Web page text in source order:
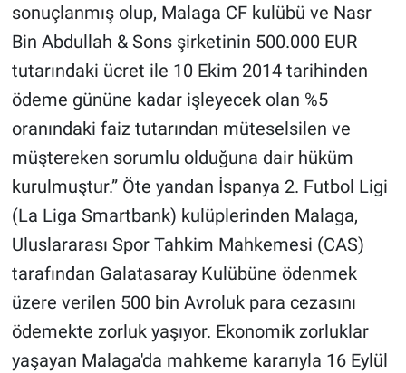
sonuçlanmış olup, Malaga CF kulübü ve Nasr
Bin Abdullah & Sons şirketinin 500.000 EUR
tutarındaki ücret ile 10 Ekim 2014 tarihinden
ödeme gününe kadar işleyecek olan %5
oranındaki faiz tutarından müteselsilen ve
müştereken sorumlu olduğuna dair hüküm
kurulmuştur.” Öte yandan İspanya 2. Futbol Ligi
(La Liga Smartbank) kulüplerinden Malaga,
Uluslararası Spor Tahkim Mahkemesi (CAS)
tarafından Galatasaray Kulübüne ödenmek
üzere verilen 500 bin Avroluk para cezasını
ödemekte zorluk yaşıyor. Ekonomik zorluklar
yaşayan Malaga'da mahkeme kararıyla 16 Eylül
Spor
Türkiye'nin Geleceği
Türkiye'nin Gündemi
Yerel Gündem
Yerel Yaşam